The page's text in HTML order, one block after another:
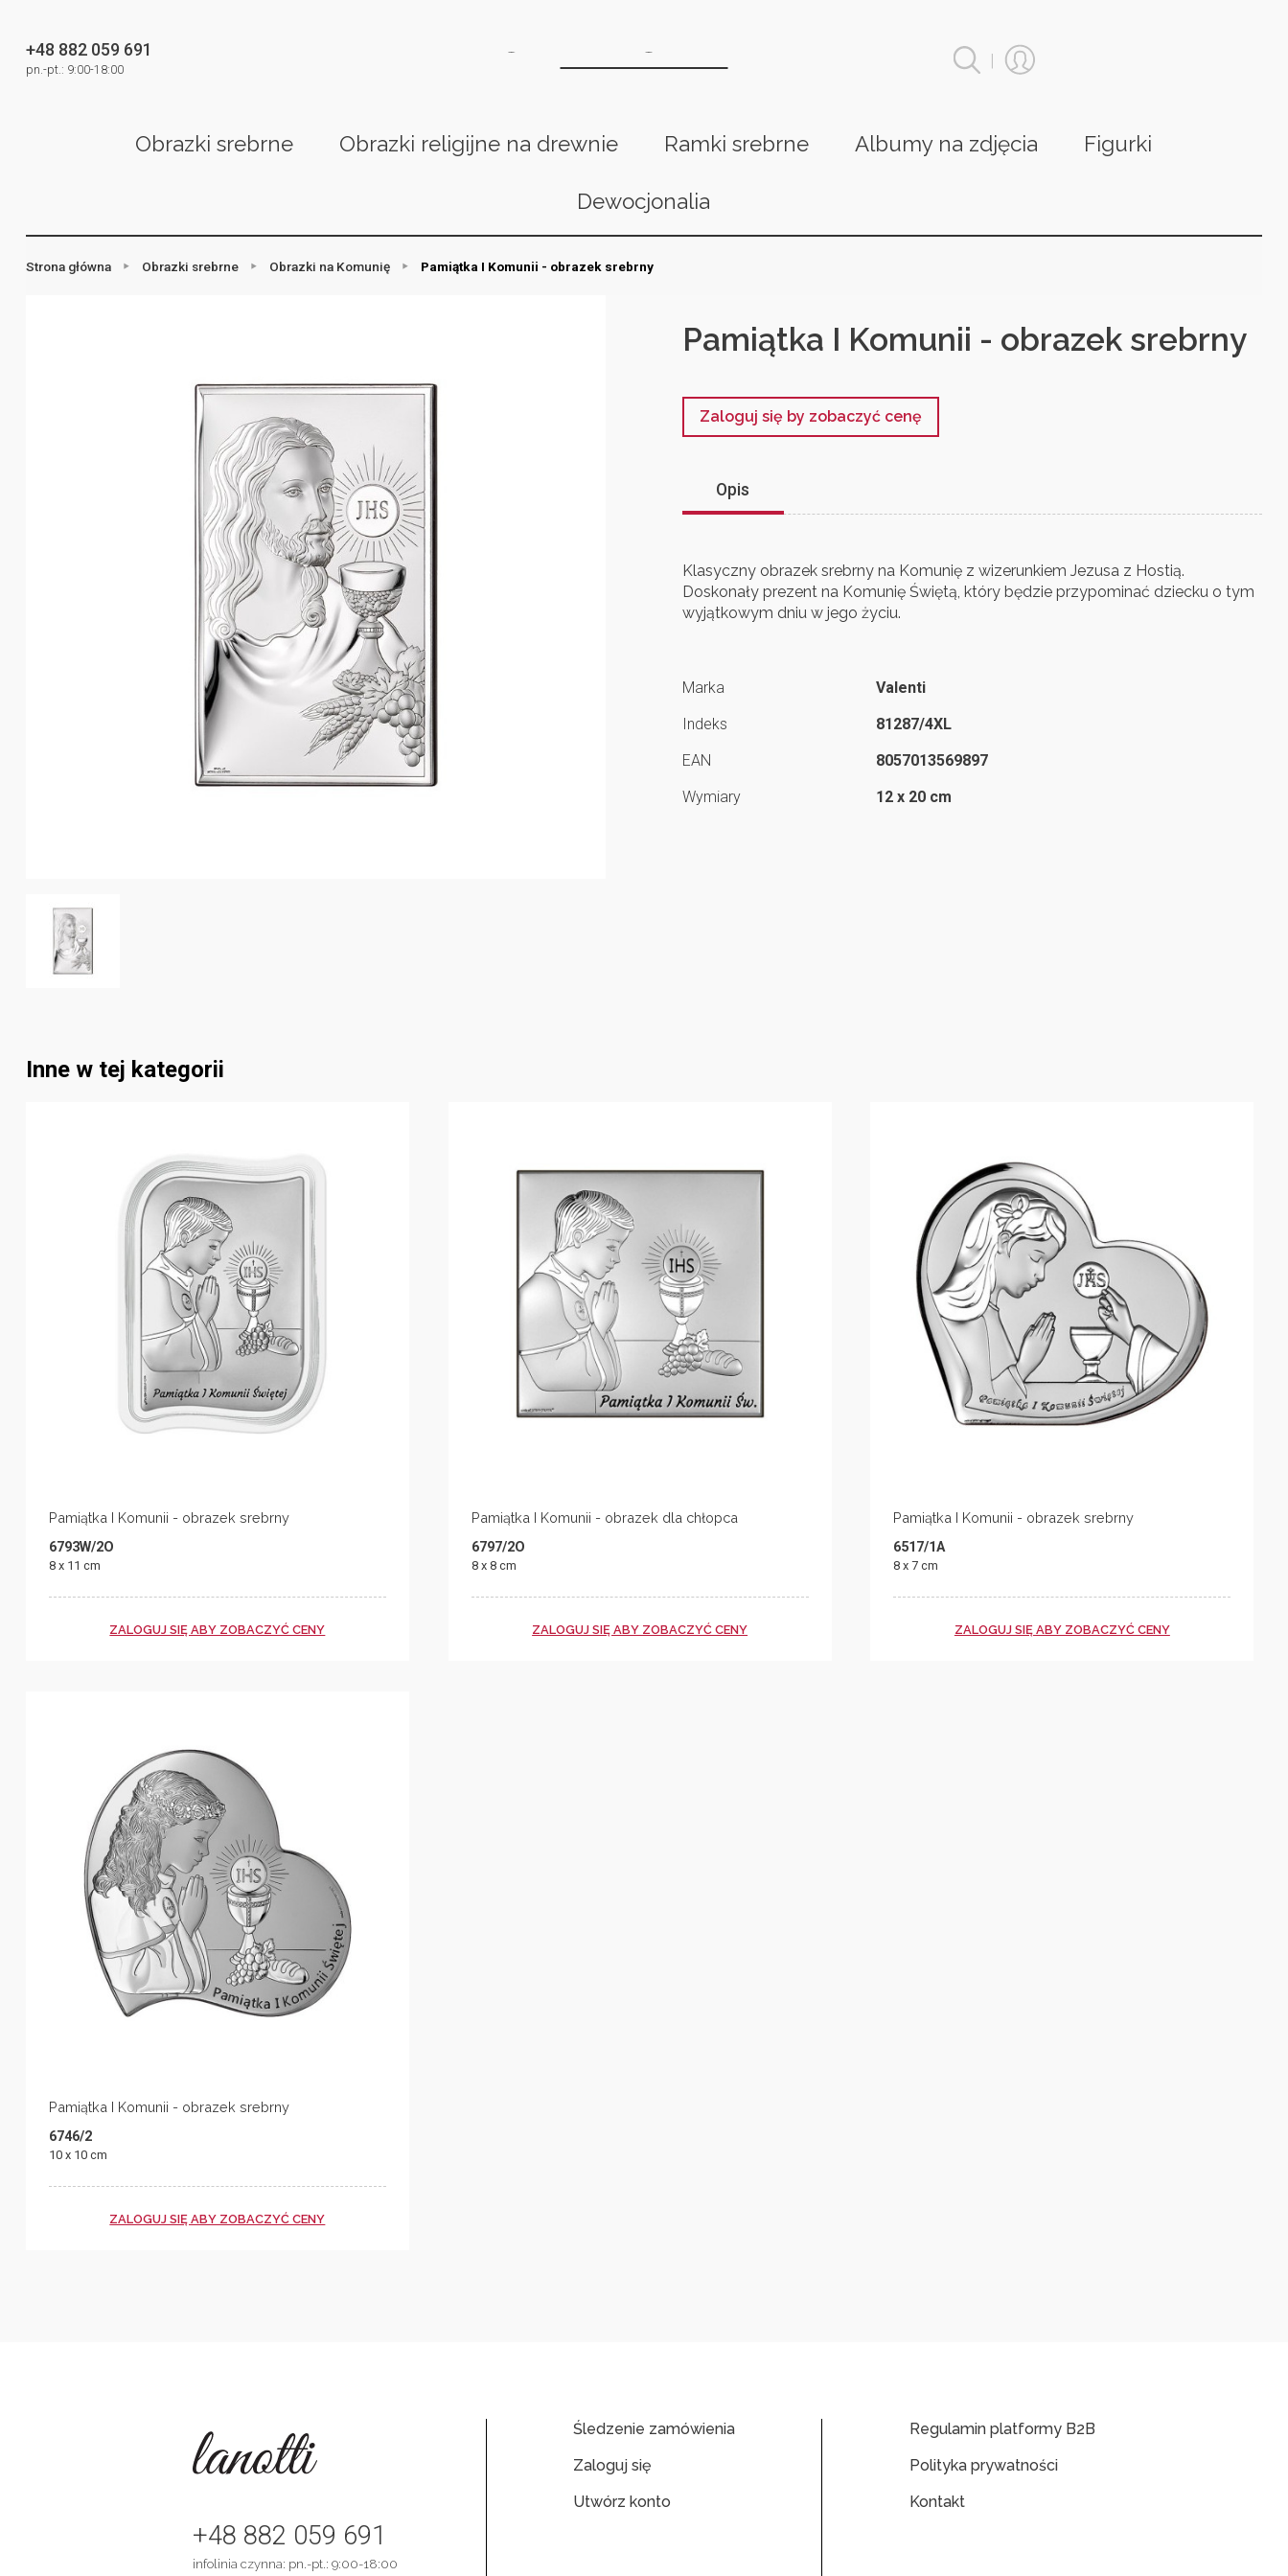
|
+48 882 059 691
pn.-pt.: 9:00-18:00
Obrazki srebrne Obrazki religijne na drewnie Ramki srebrne Albumy na zdjęcia Figurki
Dewocjonalia
Strona główna Obrazki srebrne Obrazki na Komunię Pamiątka I Komunii - obrazek srebrny
Pamiątka I Komunii - obrazek srebrny
Zaloguj się by zobaczyć cenę
Opis
Klasyczny obrazek srebrny na Komunię z wizerunkiem Jezusa z Hostią.
Doskonały prezent na Komunię Świętą, który będzie przypominać dziecku o tym
wyjątkowym dniu w jego życiu.
Marka
Valenti
Indeks
81287/4XL
EAN
8057013569897
Wymiary
12 x 20 cm
Inne w tej kategorii
Pamiątka I Komunii - obrazek srebrny
6793W/2O
8 x 11 cm
ZALOGUJ SIĘ ABY ZOBACZYĆ CENY
Pamiątka I Komunii - obrazek dla chłopca
6797/2O
8 x 8 cm
ZALOGUJ SIĘ ABY ZOBACZYĆ CENY
Pamiątka I Komunii - obrazek srebrny
6517/1A
8 x 7 cm
ZALOGUJ SIĘ ABY ZOBACZYĆ CENY
Pamiątka I Komunii - obrazek srebrny
6746/2
10 x 10 cm
ZALOGUJ SIĘ ABY ZOBACZYĆ CENY
Regulamin platformy B2B
Polityka prywatności
Kontakt
Śledzenie zamówienia
Zaloguj się
Utwórz konto
+48 882 059 691
infolinia czynna: pn.-pt.: 9:00-18:00